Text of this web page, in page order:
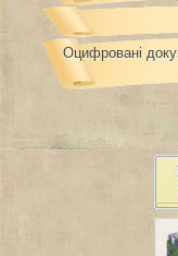
Оцифровані